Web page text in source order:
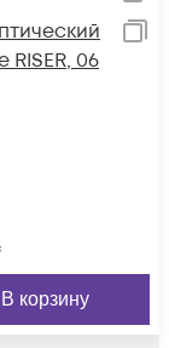
06
В корзину